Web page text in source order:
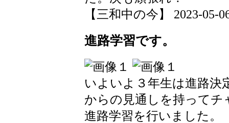
【三和中の今】 2023-05-
進路学習です。
いよいよ３年生は進路決
からの見通しを持って
進路学習を行いました。